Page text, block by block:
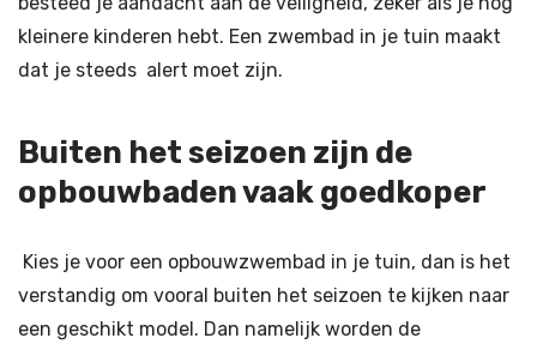
kleinere kinderen hebt. Een zwembad in je tuin maakt
dat je steeds alert moet zijn.
Buiten het seizoen zijn de
opbouwbaden vaak goedkoper
Kies je voor een opbouwzwembad in je tuin, dan is het
verstandig om vooral buiten het seizoen te kijken naar
een geschikt model. Dan namelijk worden de